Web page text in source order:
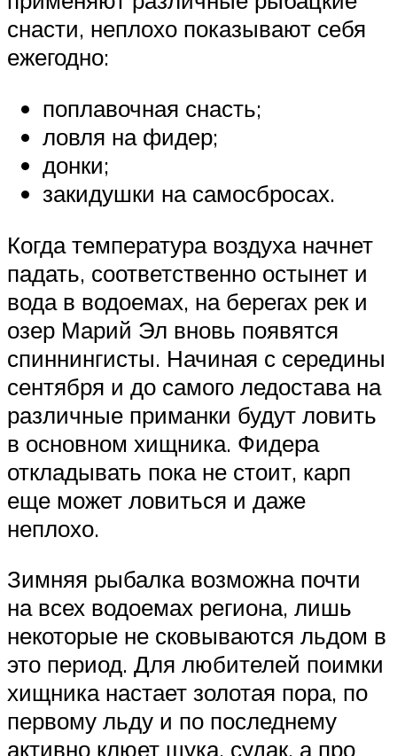
снасти, неплохо показывают себя
ежегодно:
поплавочная снасть;
ловля на фидер;
донки;
закидушки на самосбросах.
Когда температура воздуха начнет
падать, соответственно остынет и
вода в водоемах, на берегах рек и
озер Марий Эл вновь появятся
спиннингисты. Начиная с середины
сентября и до самого ледостава на
различные приманки будут ловить
в основном хищника. Фидера
откладывать пока не стоит, карп
еще может ловиться и даже
неплохо.
Зимняя рыбалка возможна почти
на всех водоемах региона, лишь
некоторые не сковываются льдом в
это период. Для любителей поимки
хищника настает золотая пора, по
первому льду и по последнему
активно клюет щука, судак, а про